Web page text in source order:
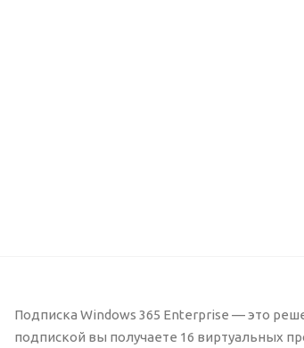
Подписка Windows 365 Enterprise — это
подпиской вы получаете 16 виртуальных